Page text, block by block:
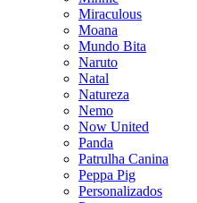
Miraculous
Moana
Mundo Bita
Naruto
Natal
Natureza
Nemo
Now United
Panda
Patrulha Canina
Peppa Pig
Personalizados